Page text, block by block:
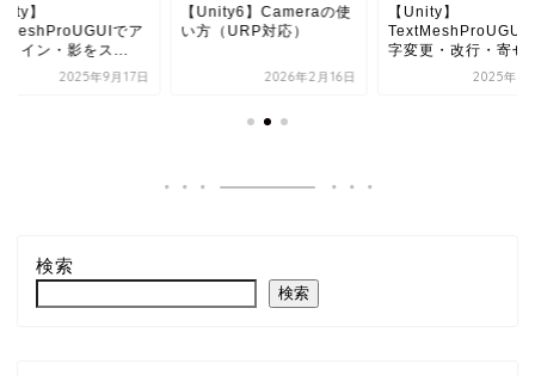
】
でア
ライン・影をス...
2025年9月17日
【Unity6】Cameraの使
い方（URP対応）
2026年2月16日
【Unity】
TextMeshProUGUI
字変更・改行・寄せ
2025年9
検索
検索